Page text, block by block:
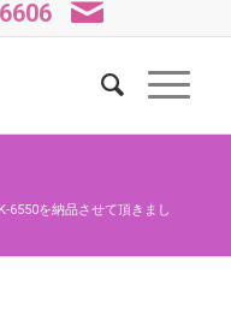
6550を納品させて頂きまし